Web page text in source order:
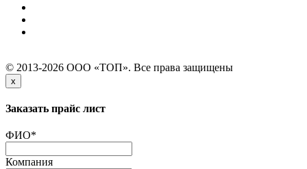
© 2013-2026 ООО «ТОП». Все права защищены
x
Заказать прайс лист
ФИО*
Компания